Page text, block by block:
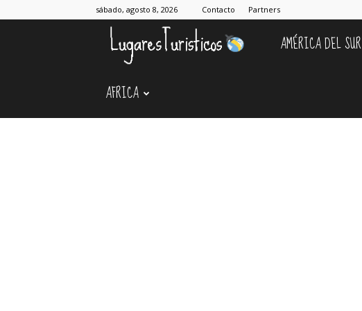
sábado, agosto 8, 2026 Contacto Partners
Lugares
AMÉRICA DEL SUR
AFRICA